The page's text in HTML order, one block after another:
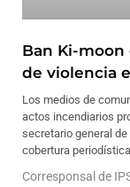
Ban Ki-moon
de violencia
Los medios de
actos incendiarios
secretario general de
cobertura
Corresponsal de